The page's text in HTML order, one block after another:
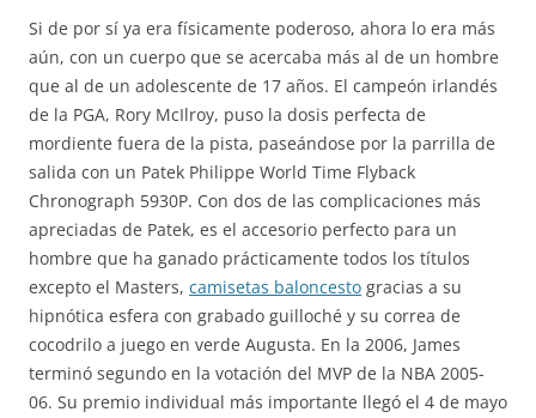
Si de por sí ya era físicamente poderoso, ahora lo era más
aún, con un cuerpo que se acercaba más al de un hombre
que al de un adolescente de 17 años. El campeón irlandés
de la PGA, Rory McIlroy, puso la dosis perfecta de
mordiente fuera de la pista, paseándose por la parrilla de
salida con un Patek Philippe World Time Flyback
Chronograph 5930P. Con dos de las complicaciones más
apreciadas de Patek, es el accesorio perfecto para un
hombre que ha ganado prácticamente todos los títulos
excepto el Masters, camisetas baloncesto gracias a su
hipnótica esfera con grabado guilloché y su correa de
cocodrilo a juego en verde Augusta. En la 2006, James
terminó segundo en la votación del MVP de la NBA 2005-
06. Su premio individual más importante llegó el 4 de mayo